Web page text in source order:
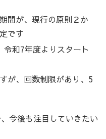
間が、現行の原則２か
です
和7年度よりスタート
が、回数制限があり、5
今後も注目していきたい